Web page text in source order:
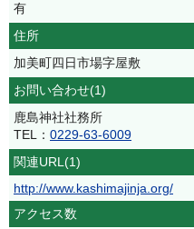
有
住所
加美町四日市場字屋敷
お問い合わせ(1)
鹿島神社社務所
TEL： 0229-63-6009
関連URL(1)
http://www.kashimajinja.org/
アクセス数